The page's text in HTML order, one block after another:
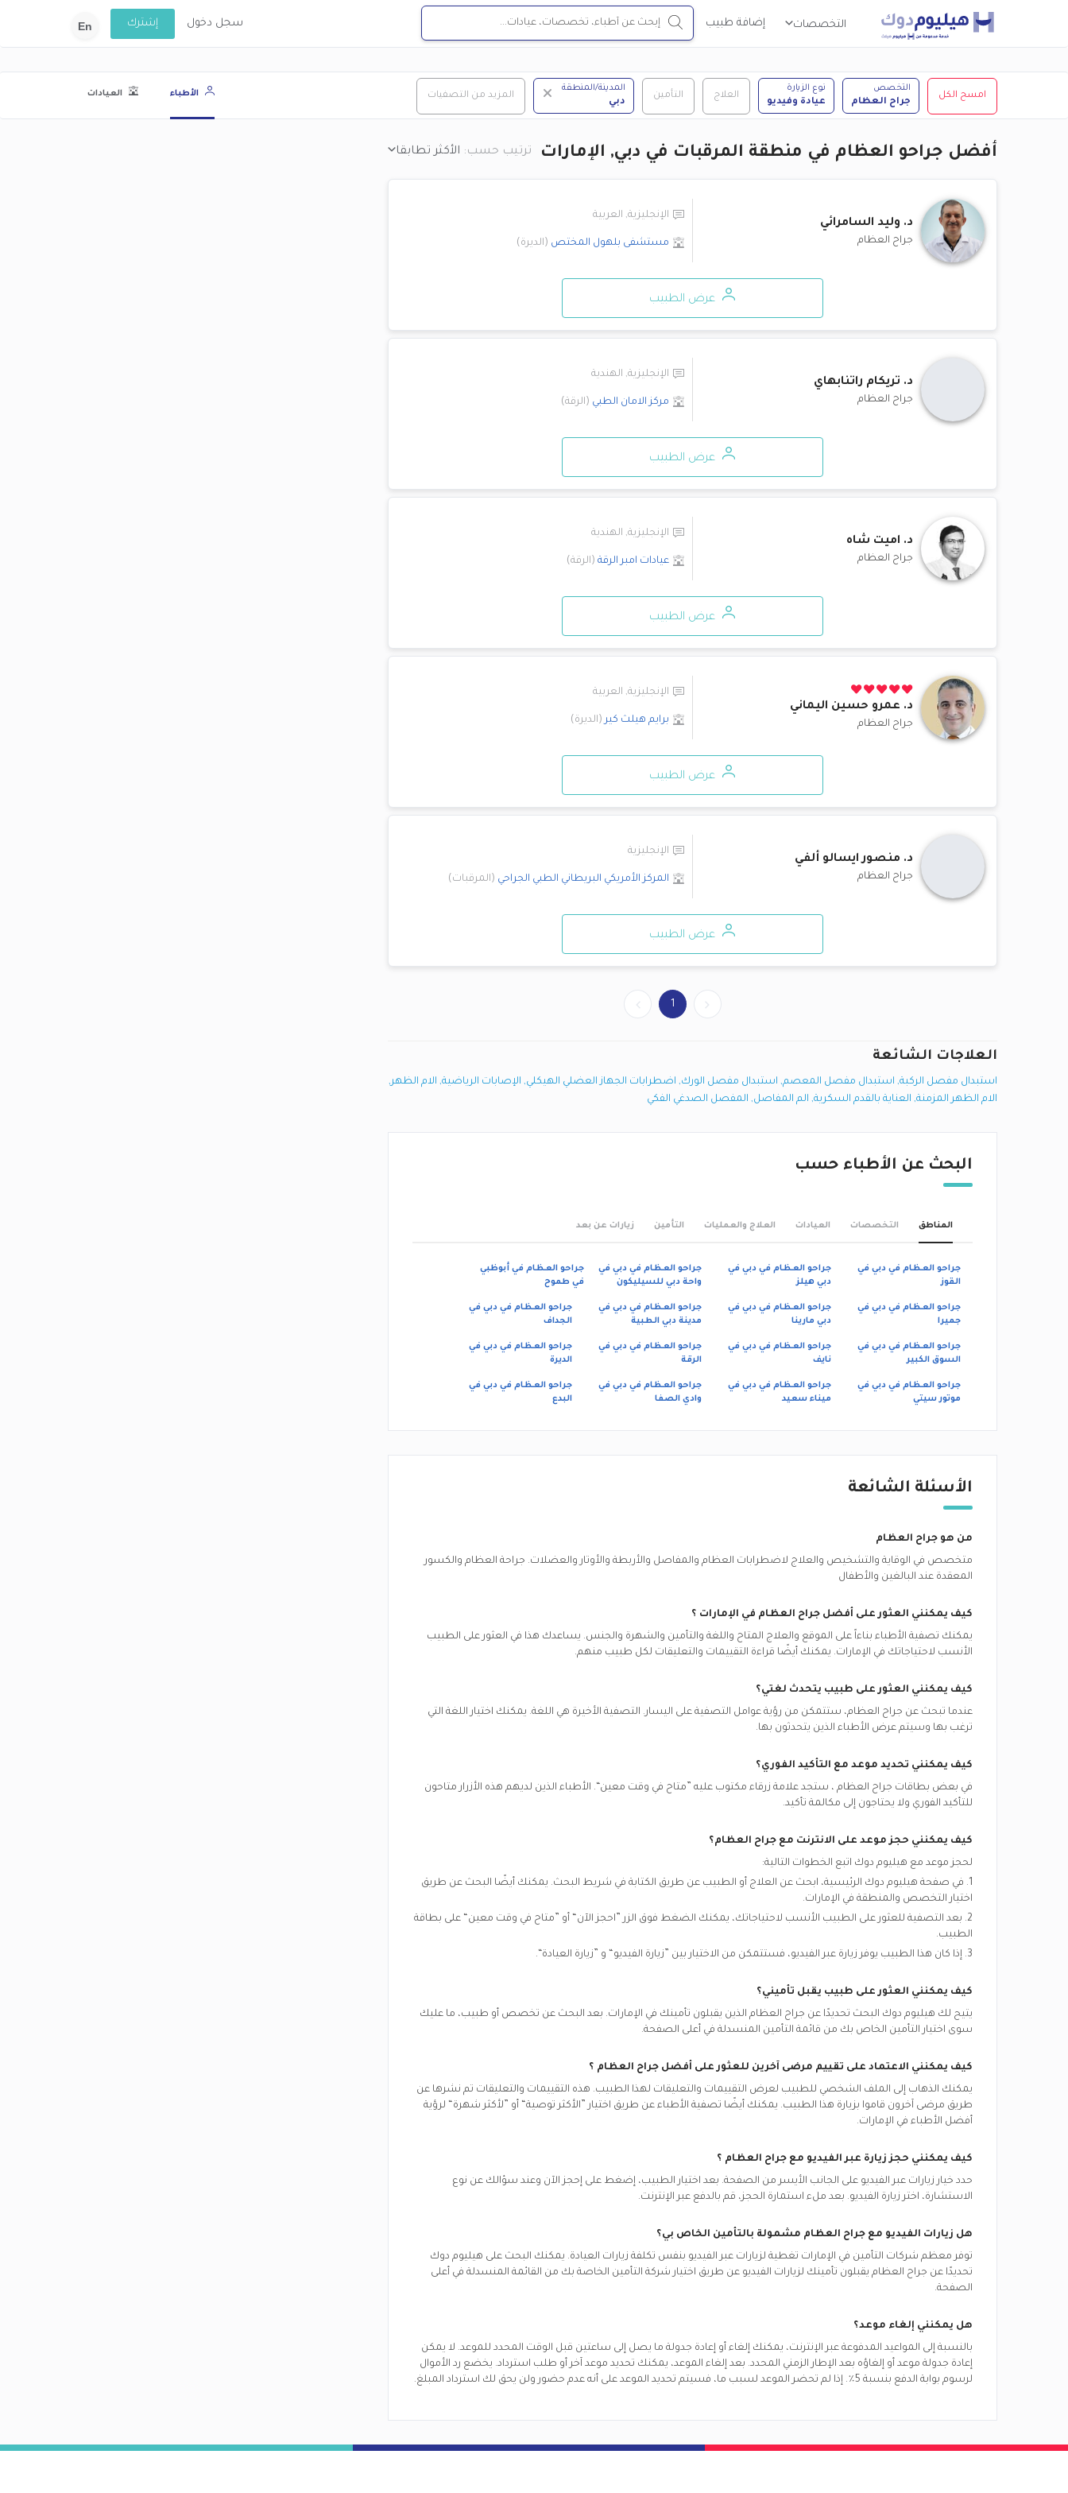
En التخصصات إضافة طبيب سجل دخول إشترك
امسح الكل
التخصص
جراح العظام
نوع الزيارة
عيادة وفيديو
العلاج التأمين
المدينة/المنطقة
دبي
المزيد من التصفيات الأطباء العيادات
ترتيب حسب: الأكثر تطابقا أفضل جراحو العظام في منطقة المرقبات في دبي, الإمارات
د. وليد السامرائي
جراح العظام
الإنجليزية, العربية
مستشفى بلهول المختص ( الديرة )
عرض الطبيب
د. تريكام راتنابهاي
جراح العظام
الإنجليزية, الهندية
مركز الامان الطبي ( الرقة)
عرض الطبيب
د. اميت شاه
جراح العظام
الإنجليزية, الهندية
عيادات امبر الرقة ( الرقة)
عرض الطبيب
د. عمرو حسين اليماني
جراح العظام
الإنجليزية, العربية
برايم هيلث كير ( الديرة )
عرض الطبيب
د. منصور ايسالو ألفي
جراح العظام
الإنجليزية
المركز الأمريكي البريطاني الطبي الجراحي ( المرقبات )
عرض الطبيب
1
العلاجات الشائعة
استبدال مفصل الركبة, استبدال مفصل المعصم, استبدال مفصل الورك, اضطرابات الجهاز العضلي الهيكلي, الإصابات الرياضية, الام الظهر,
الام الظهر المزمنة, العناية بالقدم السكرية, الم المفاصل, المفصل الصدغي الفكي
البحث عن الأطباء حسب
المناطق التخصصات العيادات العلاج والعمليات التأمين زيارات عن بعد
جراحو العظام في دبي في
القوز
جراحو العظام في دبي في
دبي هيلز
جراحو العظام في دبي في
واحة دبي للسيليكون
جراحو العظام في أبوظبي
في طموح
جراحو العظام في دبي في
جميرا
جراحو العظام في دبي في
دبي مارينا
جراحو العظام في دبي في
مدينة دبي الطبية
جراحو العظام في دبي في
الجداف
جراحو العظام في دبي في
السوق الكبير
جراحو العظام في دبي في
نايف‎
جراحو العظام في دبي في
الرقة
جراحو العظام في دبي في
الديرة
جراحو العظام في دبي في
موتور سيتي
جراحو العظام في دبي في
ميناء سعيد
جراحو العظام في دبي في
وادي الصفا
جراحو العظام في دبي في
البدع
الأسئلة الشائعة
من هو جراح العظام
متخصص في الوقاية والتشخيص والعلاج لاضطرابات العظام والمفاصل والأربطة والأوتار والعضلات. جراحة العظام والكسور
المعقدة عند البالغين والأطفال
كيف يمكنني العثور على أفضل جراح العظام في الإمارات ؟
يمكنك تصفية الأطباء بناءاً على الموقع والعلاج المتاح واللغة والتأمين والشهرة والجنس. يساعدك هذا في العثور على الطبيب
الأنسب لاحتياجاتك في الإمارات. يمكنك أيضًا قراءة التقييمات والتعليقات لكل طبيب منهم.
كيف يمكنني العثور على طبيب يتحدث لغتي؟
عندما تبحث عن جراح العظام، ستتمكن من رؤية عوامل التصفية على اليسار. التصفية الأخيرة هي اللغة. يمكنك اختيار اللغة التي
ترغب بها وسيتم عرض الأطباء الذين يتحدثون بها.
كيف يمكنني تحديد موعد مع التأكيد الفوري؟
في بعض بطاقات جراح العظام ، ستجد علامة زرقاء مكتوب عليه ”متاح في وقت معين“. الأطباء الذين لديهم هذه الأزرار متاحون
للتأكيد الفوري ولا يحتاجون إلى مكالمة تأكيد.
كيف يمكنني حجز موعد على الانترنت مع جراح العظام؟
لحجز موعد مع هيليوم دوك اتبع الخطوات التالية:
1. في صفحة هيليوم دوك الرئيسية، ابحث عن العلاج أو الطبيب عن طريق الكتابة في شريط البحث. يمكنك أيضًا البحث عن طريق
اختيار التخصص والمنطقة في الإمارات.
2. بعد التصفية للعثور على الطبيب الأنسب لاحتياجاتك، يمكنك الضغط فوق الزر ”احجز الآن“ أو ”متاح في وقت معين“ على بطاقة
الطبيب.
3. إذا كان هذا الطبيب يوفر زيارة عبر الفيديو، فستتمكن من الاختيار بين ”زيارة الفيديو“ و ”زيارة العيادة“.
كيف يمكنني العثور على طبيب يقبل تأميني؟
يتيح لك هيليوم دوك البحث تحديدًا عن جراح العظام الذين يقبلون تأمينك في الإمارات. بعد البحث عن تخصص أو طبيب، ما عليك
سوى اختيار التأمين الخاص بك من قائمة التأمين المنسدلة في أعلى الصفحة.
كيف يمكنني الاعتماد على تقييم مرضى آخرين للعثور على أفضل جراح العظام ؟
يمكنك الذهاب إلى الملف الشخصي للطبيب لعرض التقييمات والتعليقات لهذا الطبيب. هذه التقييمات والتعليقات تم نشرها عن
طريق مرضى آخرون قاموا بزيارة هذا الطبيب. يمكنك أيضًا تصفية الأطباء عن طريق اختيار ”الأكثر توصية“ أو ”لأكثر شهرة“ لرؤية
أفضل الأطباء في الإمارات.
كيف يمكنني حجز زيارة عبر الفيديو مع جراح العظام ؟
حدد خيار زيارات عبر الفيديو على الجانب الأيسر من الصفحة. بعد اختيار الطبيب، إضغط على إحجز الآن وعند سؤالك عن نوع
الاستشارة، اختر زيارة الفيديو. بعد ملء استمارة الحجز، قم بالدفع عبر الإنترنت.
هل زيارات الفيديو مع جراح العظام مشمولة بالتأمين الخاص بي؟
توفر معظم شركات التأمين في الإمارات تغطية لزيارات عبر الفيديو بنفس تكلفة زيارات العيادة. يمكنك البحث على هيليوم دوك
تحديدًا عن جراح العظام يقبلون تأمينك لزيارات الفيديو عن طريق اختيار شركة التأمين الخاصة بك من القائمة المنسدلة في أعلى
الصفحة.
هل يمكنني إلغاء موعد؟
بالنسبة إلى المواعيد المدفوعة عبر الإنترنت، يمكنك إلغاء أو إعادة جدولة ما يصل إلى ساعتين قبل الوقت المحدد للموعد. لا يمكن
إعادة جدولة موعد أو إلغاؤه بعد الإطار الزمني المحدد. بعد إلغاء الموعد، يمكنك تحديد موعد آخر أو طلب استرداد. يخضع رد الأموال
لرسوم بوابة الدفع بنسبة 5٪. إذا لم تحضر الموعد لسبب ما، فسيتم تحديد الموعد على أنه عدم حضور ولن يحق لك استرداد المبلغ.